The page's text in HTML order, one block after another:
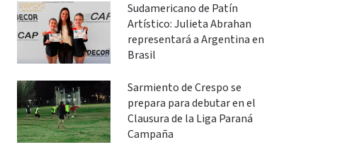
Sudamericano de Patín
Artístico: Julieta Abrahan
representará a Argentina en
Brasil
Sarmiento de Crespo se
prepara para debutar en el
Clausura de la Liga Paraná
Campaña